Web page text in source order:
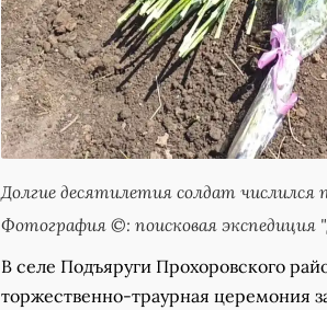
Долгие десятилетия солдат числился
Фотография ©: поисковая экспедиция
В селе Подъяруги Прохоровского
торжественно-траурная церемония